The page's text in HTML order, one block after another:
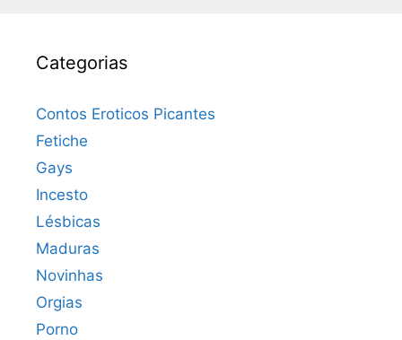
Categorias
Contos Eroticos Picantes
Fetiche
Gays
Incesto
Lésbicas
Maduras
Novinhas
Orgias
Porno